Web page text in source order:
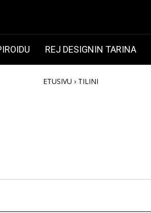
REJ DESIGNIN TARINA
ETUSIVU › TILINI